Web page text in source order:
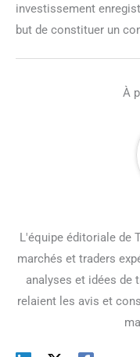
investissement
but de constituer un
À
L'équipe éditoriale de
marchés et traders
analyses et idées de
relaient les avis et